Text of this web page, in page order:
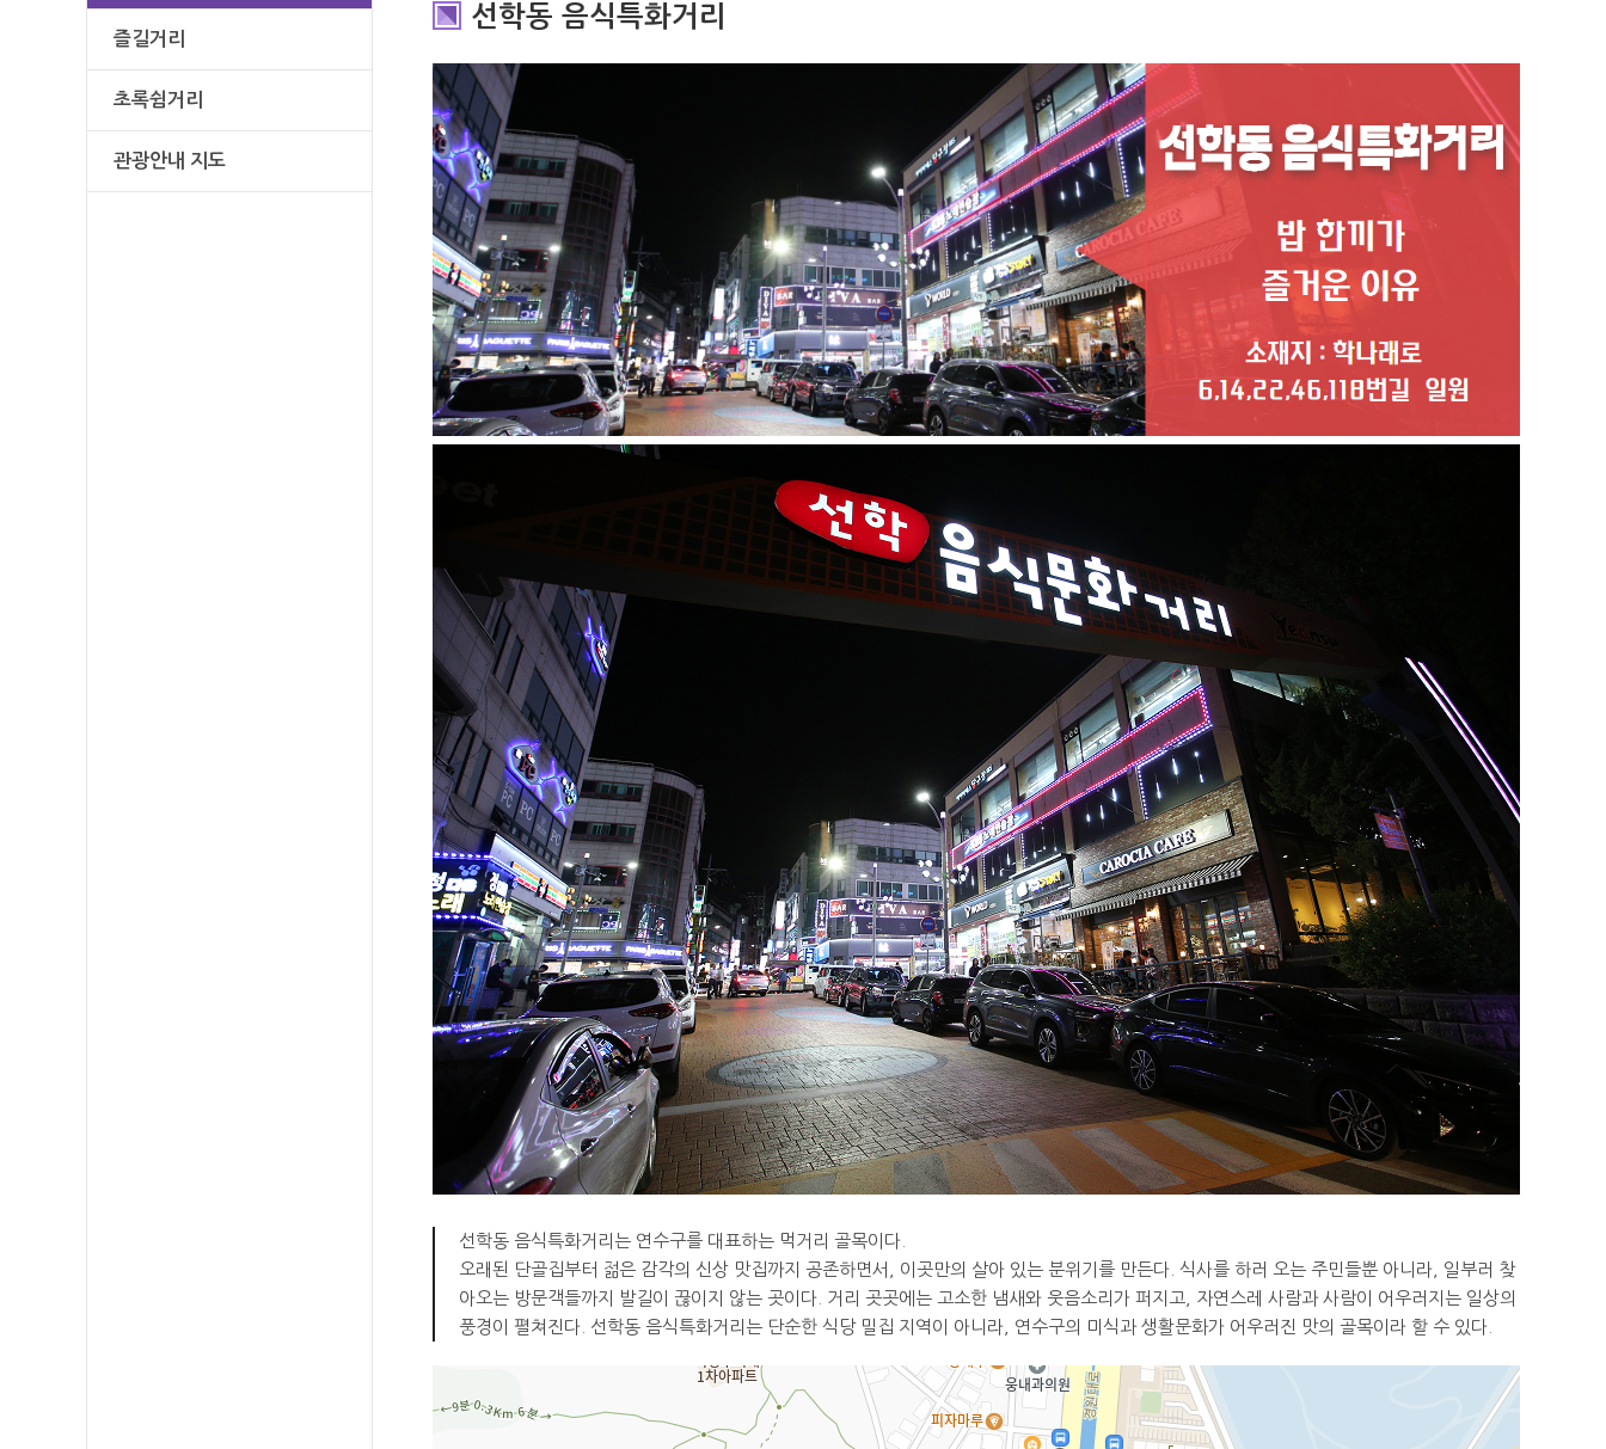
즐길거리
초록쉼거리
관광안내 지도
선학동 음식특화거리
선학동 음식특화거리는 연수구를 대표하는 먹거리 골목이다.
오래된 단골집부터 젊은 감각의 신상 맛집까지 공존하면서, 이곳만의 살아 있는 분위기를 만든다. 식사를 하러 오는 주민들뿐 아니라, 일부러 찾
아오는 방문객들까지 발길이 끊이지 않는 곳이다. 거리 곳곳에는 고소한 냄새와 웃음소리가 퍼지고, 자연스레 사람과 사람이 어우러지는 일상의
풍경이 펼쳐진다. 선학동 음식특화거리는 단순한 식당 밀집 지역이 아니라, 연수구의 미식과 생활문화가 어우러진 맛의 골목이라 할 수 있다.